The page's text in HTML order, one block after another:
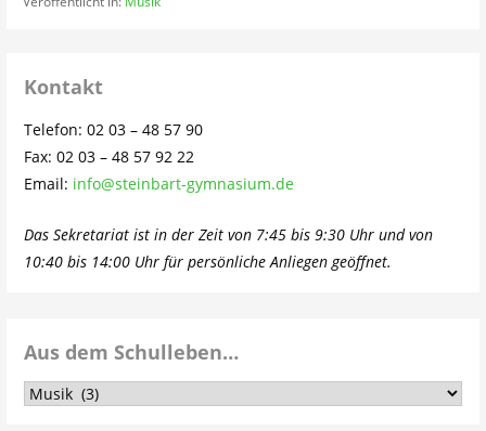
Kontakt
Telefon: 02 03 – 48 57 90
Fax: 02 03 – 48 57 92 22
Email: info@steinbart-gymnasium.de
Das Sekretariat ist in der Zeit von 7:45 bis 9:30 Uhr und von
10:40 bis 14:00 Uhr für persönliche Anliegen geöffnet.
Aus dem Schulleben…
Aus